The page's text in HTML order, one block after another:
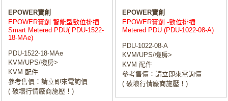
EPOWER寶創
EPOWER寶創 智能型數位排插
Smart Metered PDU( PDU-1522-
18-MAe)
PDU-1522-18-MAe
KVM/UPS/機房>
KVM 配件
參考售價：請立即來電詢價
( 破壞行情廠商施壓！)
EPOWER寶創
EPOWER寶創 -數位排插
Metered PDU (PDU-1022-08-A)
PDU-1022-08-A
KVM/UPS/機房>
KVM 配件
參考售價：請立即來電詢價
( 破壞行情廠商施壓！)